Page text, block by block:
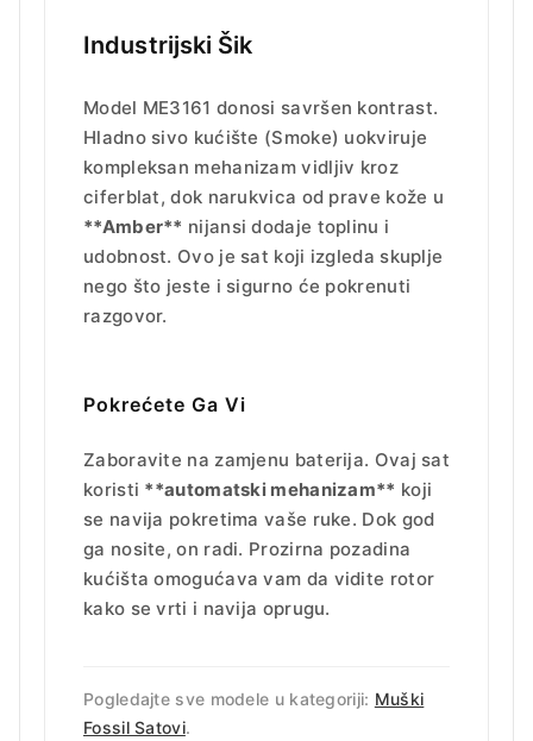
Industrijski Šik
Model ME3161 donosi savršen kontrast.
Hladno sivo kućište (Smoke) uokviruje
kompleksan mehanizam vidljiv kroz
ciferblat, dok narukvica od prave kože u
**Amber** nijansi dodaje toplinu i
udobnost. Ovo je sat koji izgleda skuplje
nego što jeste i sigurno će pokrenuti
razgovor.
Pokrećete Ga Vi
Zaboravite na zamjenu baterija. Ovaj sat
koristi **automatski mehanizam** koji
se navija pokretima vaše ruke. Dok god
ga nosite, on radi. Prozirna pozadina
kućišta omogućava vam da vidite rotor
kako se vrti i navija oprugu.
Pogledajte sve modele u kategoriji: Muški
Fossil Satovi.